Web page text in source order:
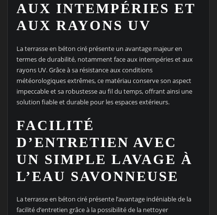
AUX INTEMPÉRIES ET
AUX RAYONS UV
La terrasse en béton ciré présente un avantage majeur en
termes de durabilité, notamment face aux intempéries et aux
rayons UV. Grâce à sa résistance aux conditions
météorologiques extrêmes, ce matériau conserve son aspect
impeccable et sa robustesse au fil du temps, offrant ainsi une
solution fiable et durable pour les espaces extérieurs.
FACILITÉ
D’ENTRETIEN AVEC
UN SIMPLE LAVAGE À
L’EAU SAVONNEUSE
La terrasse en béton ciré présente l’avantage indéniable de la
facilité d’entretien grâce à la possibilité de la nettoyer